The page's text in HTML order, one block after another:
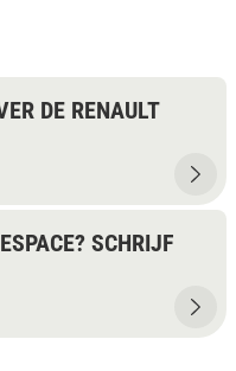
DE RENAULT
SCHRIJF